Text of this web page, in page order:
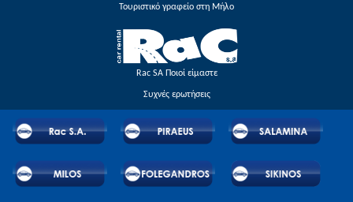
Τουριστικό γραφείο στη Μήλο
Rac SA Ποιοί είμαστε
Συχνές ερωτήσεις